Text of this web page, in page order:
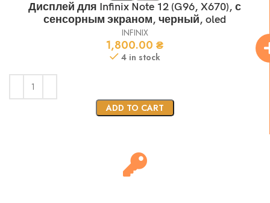
Дисплей для Infinix Note 12 (G96, X670), с
сенсорным экраном, черный, oled
INFINIX
1,800.00 ₴
4 in stock
ADD TO CART